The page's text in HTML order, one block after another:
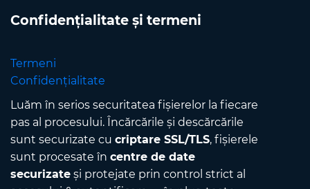
Confidențialitate și termeni
Termeni
Confidențialitate
Luăm în serios securitatea fișierelor la fiecare
pas al procesului. Încărcările și descărcările
sunt securizate cu criptare SSL/TLS, fișierele
sunt procesate în centre de date
securizate și protejate prin control strict al